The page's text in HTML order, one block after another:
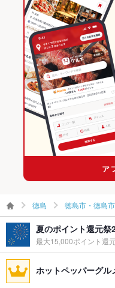
飲み放題 あり
食べ放題 なし
お子様連れ お子様連れ不可
ウェディン
グパーティ
ー二次会
二次会利用や各
ご連絡ください。
可
ライブショ
あり
備考 －
徳島市・徳島市周辺部 × ダ
徳島市・徳島市周辺部 × ス
徳島駅 × ダイニングバー・バ
徳島駅 × スペインバル・イ
徳島 × イタリアン
徳島 × ダイニングバー・バル
徳島 × スペインバル・イタ
徳島市・徳島市周辺部のイ
徳島市・徳島市周辺部のイ
徳島駅のグルメランキング
徳島駅のイタリアン・フレ
徳島駅のイタリアンランキ
徳島 徳島市・徳島
夏のポイント還元祭
最大15,000ポイント還元
ホットペッパーグル